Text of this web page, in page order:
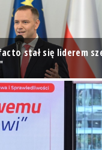
stał się liderem